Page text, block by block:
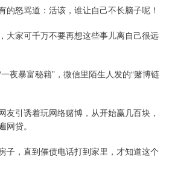
的怒骂道：活该，谁让自己不长脑子呢！
大家可千万不要再想这些事儿离自己很远
夜暴富秘籍”，微信里陌生人发的“赌博链
友引诱着玩网络赌博，从开始赢几百块，
贷。
子，直到催债电话打到家里，才知道这个